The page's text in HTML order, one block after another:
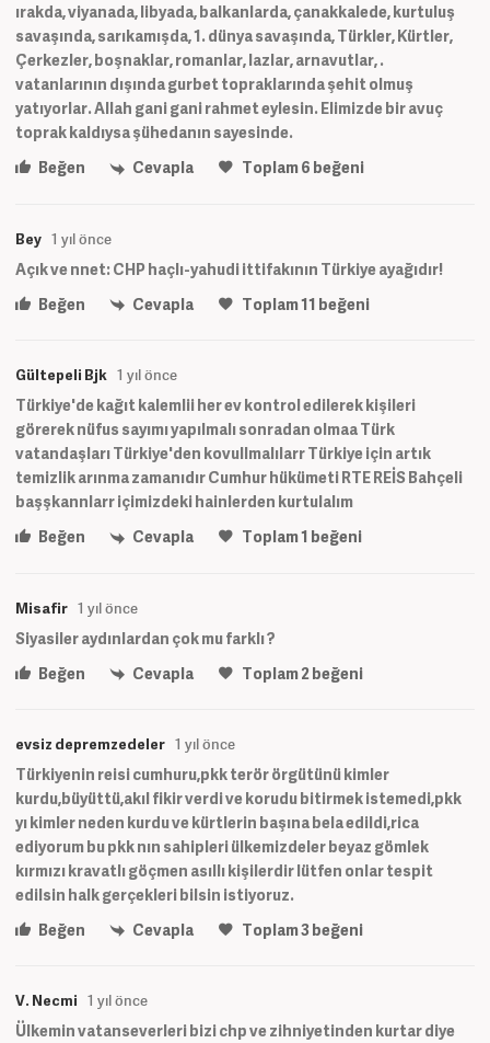
ırakda, viyanada, libyada, balkanlarda, çanakkalede, kurtuluş
savaşında, sarıkamışda, 1. dünya savaşında, Türkler, Kürtler,
Çerkezler, boşnaklar, romanlar, lazlar, arnavutlar, .
vatanlarının dışında gurbet topraklarında şehit olmuş
yatıyorlar. Allah gani gani rahmet eylesin. Elimizde bir avuç
toprak kaldıysa şühedanın sayesinde.
Beğen
Cevapla Toplam6 beğeni
Bey 1 yıl önce
Açık ve nnet: CHP haçlı-yahudi ittifakının Türkiye ayağıdır!
Beğen
Cevapla Toplam11 beğeni
Gültepeli Bjk 1 yıl önce
Türkiye'de kağıt kalemlii her ev kontrol edilerek kişileri
görerek nüfus sayımı yapılmalı sonradan olmaa Türk
vatandaşları Türkiye'den kovullmalılarr Türkiye için artık
temizlik arınma zamanıdır Cumhur hükümeti RTE REİS Bahçeli
başşkannlarr içimizdeki hainlerden kurtulalım
Beğen
Cevapla Toplam1 beğeni
Misafir 1 yıl önce
Siyasiler aydınlardan çok mu farklı ?
Beğen
Cevapla Toplam2 beğeni
evsiz depremzedeler 1 yıl önce
Türkiyenin reisi cumhuru,pkk terör örgütünü kimler
kurdu,büyüttü,akıl fikir verdi ve korudu bitirmek istemedi,pkk
yı kimler neden kurdu ve kürtlerin başına bela edildi,rica
ediyorum bu pkk nın sahipleri ülkemizdeler beyaz gömlek
kırmızı kravatlı göçmen asıllı kişilerdir lütfen onlar tespit
edilsin halk gerçekleri bilsin istiyoruz.
Beğen
Cevapla Toplam3beğeni
V. Necmi 1 yıl önce
Ülkemin vatanseverleri bizi chp ve zihniyetinden kurtar diye